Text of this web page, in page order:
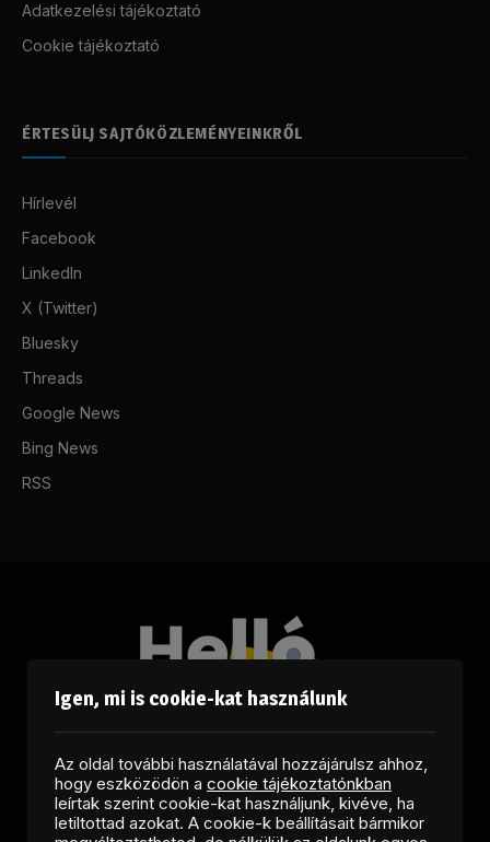
Adatkezelési tájékoztató
Cookie tájékoztató
ÉRTESÜLJ SAJTÓKÖZLEMÉNYEINKRŐL
Hírlevél
Facebook
LinkedIn
X (Twitter)
Bluesky
Threads
Google News
Bing News
RSS
Igen, mi is cookie-kat használunk
Az oldal további használatával hozzájárulsz ahhoz,
hogy eszközödön a cookie tájékoztatónkban
leírtak szerint cookie-kat használjunk, kivéve, ha
letiltottad azokat. A cookie-k beállításait bármikor